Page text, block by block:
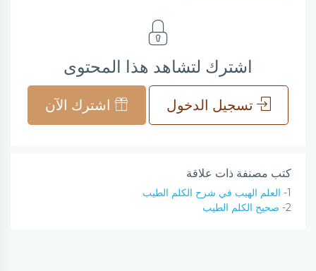
اشترك لتشاهد هذا المحتوى
تسجيل الدخول اشترك الآن
كتب مصنفة ذات علاقة
1- العلم الهيب في شرح الكلم الطيب
2- صحيح الكلم الطيب